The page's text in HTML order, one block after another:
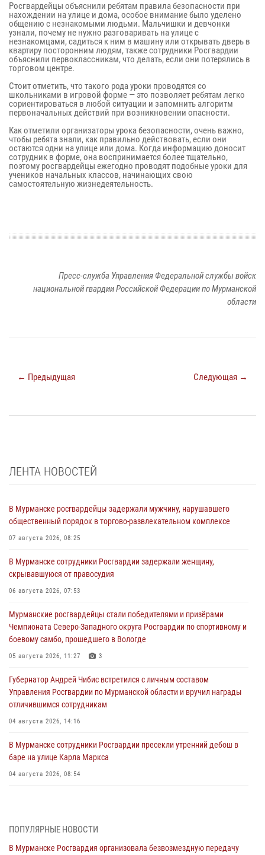
Росгвардейцы объяснили ребятам правила безопасности при
нахождении на улице и дома, особое внимание было уделено
общению с незнакомыми людьми. Мальчишки и девчонки
узнали, почему не нужно разговаривать на улице с
незнакомцами, садиться к ним в машину или открывать дверь в
квартиру посторонним людям, также сотрудники Росгвардии
объяснили первоклассникам, что делать, если они потерялись в
торговом центре.
Стоит отметить, что такого рода уроки проводятся со
школьниками в игровой форме — это позволяет ребятам легко
сориентироваться в любой ситуации и запомнить алгоритм
первоначальных действий при возникновении опасности.
Как отметили организаторы урока безопасности, очень важно,
чтобы ребята знали, как правильно действовать, если они
остаются одни на улице или дома. Когда информацию доносит
сотрудник в форме, она воспринимается более тщательно,
поэтому росгвардейцы ежегодно проводят подобные уроки для
учеников начальных классов, начинающих свою
самостоятельную жизнедеятельность.
Пресс-служба Управления Федеральной службы войск
национальной гвардии Российской Федерации по Мурманской
области
← Предыдущая Следующая →
ЛЕНТА НОВОСТЕЙ
В Мурманске росгвардейцы задержали мужчину, нарушавшего
общественный порядок в торгово-развлекательном комплексе
07 августа 2026, 08:25
В Мурманске сотрудники Росгвардии задержали женщину,
скрывавшуюся от правосудия
06 августа 2026, 07:53
Мурманские росгвардейцы стали победителями и призёрами
Чемпионата Северо-Западного округа Росгвардии по спортивному и
боевому самбо, прошедшего в Вологде
05 августа 2026, 11:27 3
Губернатор Андрей Чибис встретился с личным составом
Управления Росгвардии по Мурманской области и вручил награды
отличившимся сотрудникам
04 августа 2026, 14:16
В Мурманске сотрудники Росгвардии пресекли утренний дебош в
баре на улице Карла Маркса
04 августа 2026, 08:54
03 августа 2026, 12:23 4
Сотрудники вневедомственной охраны Росгвардии пресекли
ПОПУЛЯРНЫЕ НОВОСТИ
В Мурманске Росгвардия организовала безвозмездную передачу